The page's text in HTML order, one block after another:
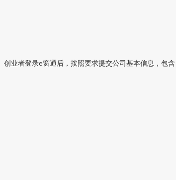
业者登录e窗通后，按照要求提交公司基本信息，包含